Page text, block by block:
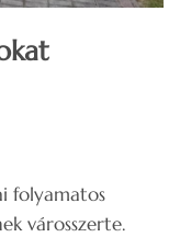
folyamatos
városszerte.